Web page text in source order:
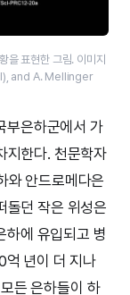
을 표현한 그림. 이미지
and A. Mellinger
부은하군에서 가
지한다. 천문학자
와 안드로메다은
돌던 작은 위성은
하에 유입되고 병
억 년이 더 지나
든 은하들이 하